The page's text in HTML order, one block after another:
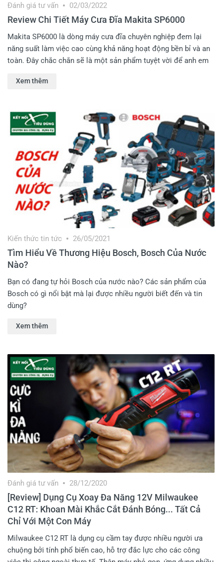
Đánh giá tư vấn
Review Chi Tiết Máy Cưa Đĩa Makita SP6000
02/03/2022
Makita SP6000 là dòng máy cưa đĩa chuyên nghiệp đem lại
năng suất làm việc cao cùng khả năng hoạt động bền bỉ và an
toàn. Đây chắc chắn sẽ là một sản phẩm tuyệt vời để anh em
dễ dàng hiệu quả mà không tốn nhiều công sức. Cùng Kết Nối
Xem thêm
Kiến thức tin tức
Tìm Hiểu Về Thương Hiệu Bosch, Bosch Của Nước
Nào?
26/05/2021
Bạn có đang tự hỏi Bosch của nước nào? Các sản phẩm của
Bosch có gì nổi bật mà lại được nhiều người biết đến và tin
dùng?
Xem thêm
Đánh giá tư vấn
[Review] Dụng Cụ Xoay Đa Năng 12V Milwaukee
C12 RT: Khoan Mài Khắc Cắt Đánh Bóng... Tất Cả
Chỉ Với Một Con Máy
28/12/2020
Milwaukee C12 RT là dụng cụ cầm tay được nhiều người ưa
chuộng bởi tính phổ biến cao, hỗ trợ đắc lực cho các công